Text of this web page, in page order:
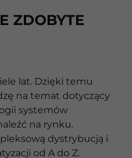
ZDOBYTE
lat. Dzięki temu
na temat dotyczący
systemów
na rynku.
dystrybucją i
od A do Z.